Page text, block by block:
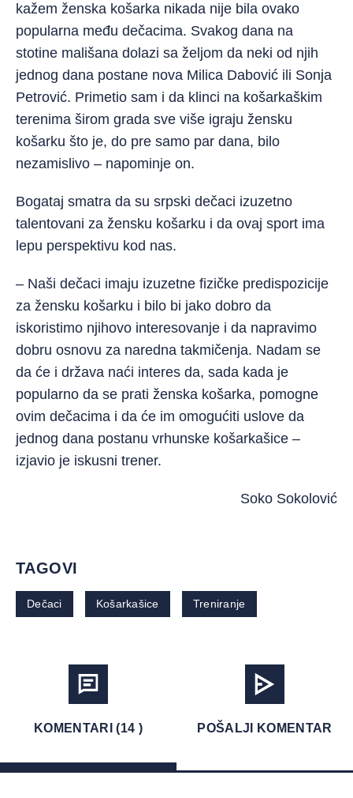
kažem ženska košarka nikada nije bila ovako
popularna među dečacima. Svakog dana na
stotine mališana dolazi sa željom da neki od njih
jednog dana postane nova Milica Dabović ili Sonja
Petrović. Primetio sam i da klinci na košarkaškim
terenima širom grada sve više igraju žensku
košarku što je, do pre samo par dana, bilo
nezamislivo – napominje on.
Bogataj smatra da su srpski dečaci izuzetno
talentovani za žensku košarku i da ovaj sport ima
lepu perspektivu kod nas.
– Naši dečaci imaju izuzetne fizičke predispozicije
za žensku košarku i bilo bi jako dobro da
iskoristimo njihovo interesovanje i da napravimo
dobru osnovu za naredna takmičenja. Nadam se
da će i država naći interes da, sada kada je
popularno da se prati ženska košarka, pomogne
ovim dečacima i da će im omogućiti uslove da
jednog dana postanu vrhunske košarkašice –
izjavio je iskusni trener.
Soko Sokolović
TAGOVI
Dečaci Košarkašice Treniranje
KOMENTARI (14 ) POŠALJI KOMENTAR